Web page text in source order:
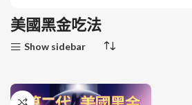
美國黑金吃法
Show sidebar